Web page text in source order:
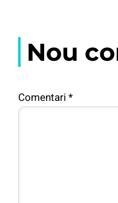
Nou
Comentari *